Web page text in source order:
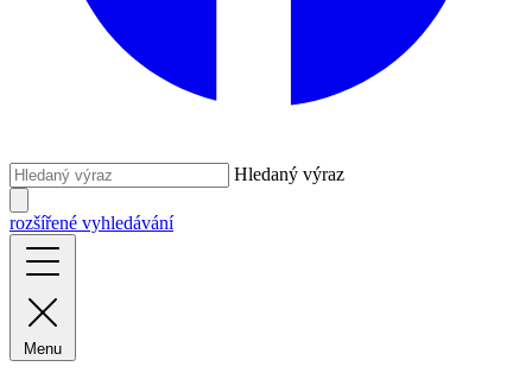
Hledaný výraz
rozšířené vyhledávání
Menu